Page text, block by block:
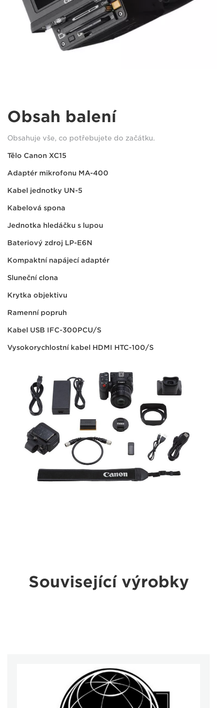
Obsah balení
Obsahuje vše, co potřebujete do začátku.
Tělo Canon XC15
Adaptér mikrofonu MA-400
Kabel jednotky UN-5
Kabelová spona
Jednotka hledáčku s lupou
Bateriový zdroj LP-E6N
Kompaktní napájecí adaptér
Sluneční clona
Krytka objektivu
Ramenní popruh
Kabel USB IFC-300PCU/S
Vysokorychlostní kabel HDMI HTC-100/S
Související výrobky